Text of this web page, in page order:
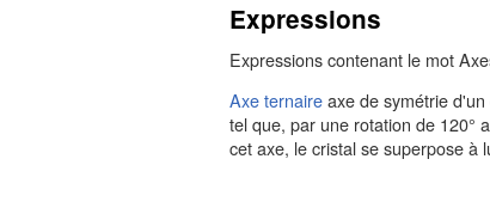
Expressions
Expressions contenant le mot
Axe ternaireaxe de symétrie d'un
tel que, par une rotation de 120°
cet axe, le cristal se superpose à